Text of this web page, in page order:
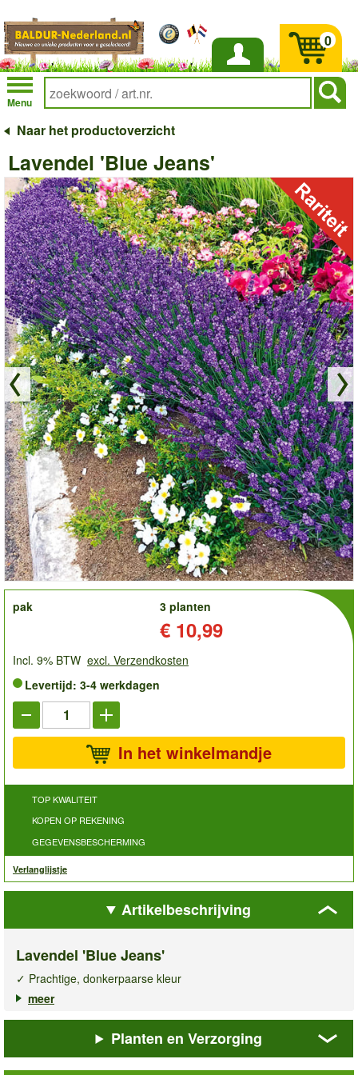
Inloggen
Menu
0
Naar het productoverzicht
Lavendel 'Blue Jeans'
order
pak
3 planten
€ 10,99
Incl. 9% BTW excl. Verzendkosten
Levertijd: 3-4 werkdagen
In het winkelmandje
TOP KWALITEIT
KOPEN OP REKENING
GEGEVENSBESCHERMING
Verlanglijstje
Artikelbeschrijving
Lavendel 'Blue Jeans'
✓ Prachtige, donkerpaarse kleur
✓ Winterhard tot -22° C
lavendel Blue Jeansvalt op door haar prachtige,
donkerpaarse bloemen, die prachtig contrasteren met het
zilvergroene blad. Dankzij de compacte groei en de mogelijkheid
meer
Planten en Verzorging